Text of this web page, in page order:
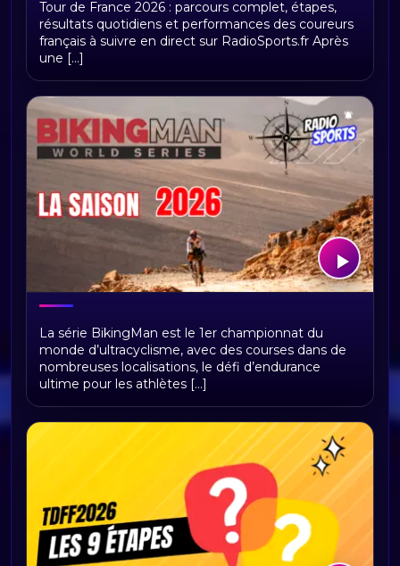
étapes et replays Radio Sports
Tour de France 2026 : parcours complet, étapes,
résultats quotidiens et performances des coureurs
français à suivre en direct sur RadioSports.fr Après
une [...]
BikingMan Direct : toute la saison 2026
du championnat du monde
d'ultracyclisme sur Radio Sports
La série BikingMan est le 1er championnat du
monde d’ultracyclisme, avec des courses dans de
nombreuses localisations, le défi d’endurance
ultime pour les athlètes [...]